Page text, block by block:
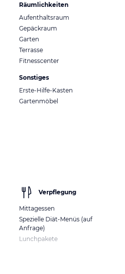
Räumlichkeiten
Aufenthaltsraum
Gepäckraum
Garten
Terrasse
Fitnesscenter
Sonstiges
Erste-Hilfe-Kasten
Gartenmöbel
Verpflegung
Mittagessen
Spezielle Diät-Menüs (auf
Anfrage)
Lunchpakete